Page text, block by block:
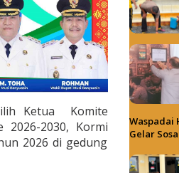
Ketua Komite
2030, Kormi
2026 di gedung
Waspadai
Gelar